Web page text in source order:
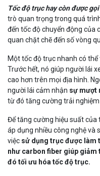
Tốc độ trục hay còn được
trò quan trọng trong quá
đến tốc độ chuyển động của
quan chặt chẽ đến số vòng
Một tốc độ trục nhanh có
Trước hết, nó giúp người lái
cao hơn trên mọi địa hình.
người lái cảm nhận sự mượt
từ đó tăng cường trải nghiệm
Để tăng cường hiệu suất
áp dụng nhiều công nghệ và
việc sử dụng trục được làm
như carbon fiber giúp
đó tối ưu hóa tốc độ trục.